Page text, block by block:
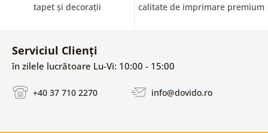
tapet și decorații calitate de imprimare premium
Serviciul Clienți
în zilele lucrătoare Lu-Vi: 10:00 - 15:00
+40 37 710 2270 info@dovido.ro